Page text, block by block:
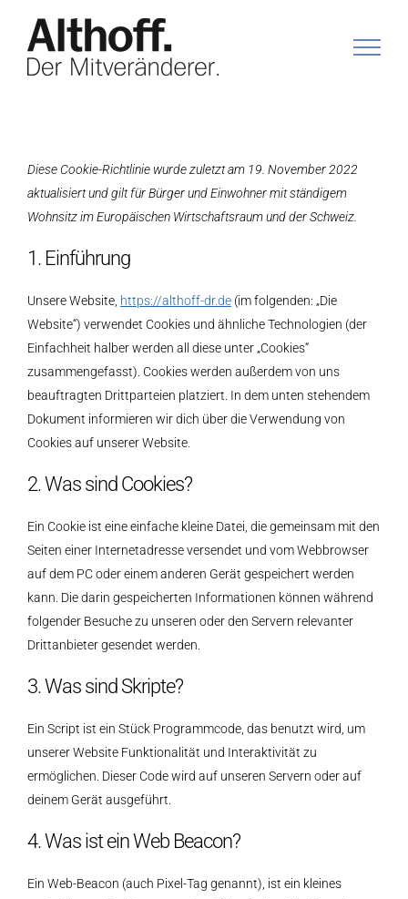
Inhalt
springen
Diese Cookie-Richtlinie wurde zuletzt am 19. November 2022
aktualisiert und gilt für Bürger und Einwohner mit ständigem
Wohnsitz im Europäischen Wirtschaftsraum und der Schweiz.
1. Einführung
Unsere Website, https://althoff-dr.de (im folgenden: „Die
Website“) verwendet Cookies und ähnliche Technologien (der
Einfachheit halber werden all diese unter „Cookies“
zusammengefasst). Cookies werden außerdem von uns
beauftragten Drittparteien platziert. In dem unten stehendem
Dokument informieren wir dich über die Verwendung von
Cookies auf unserer Website.
2. Was sind Cookies?
Ein Cookie ist eine einfache kleine Datei, die gemeinsam mit den
Seiten einer Internetadresse versendet und vom Webbrowser
auf dem PC oder einem anderen Gerät gespeichert werden
kann. Die darin gespeicherten Informationen können während
folgender Besuche zu unseren oder den Servern relevanter
Drittanbieter gesendet werden.
3. Was sind Skripte?
Ein Script ist ein Stück Programmcode, das benutzt wird, um
unserer Website Funktionalität und Interaktivität zu
ermöglichen. Dieser Code wird auf unseren Servern oder auf
deinem Gerät ausgeführt.
4. Was ist ein Web Beacon?
Ein Web-Beacon (auch Pixel-Tag genannt), ist ein kleines